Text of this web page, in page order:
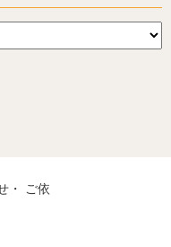
・ ご依